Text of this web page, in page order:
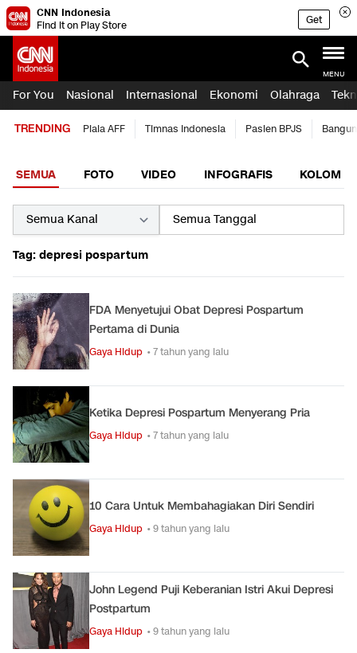
CNN Indonesia
Find it on Play Store
Get
MENU
For You Nasional Internasional Ekonomi Olahraga
TRENDING Piala AFF Timnas Indonesia Pasien BPJS
SEMUA FOTO VIDEO INFOGRAFIS KOLOM
Tag: depresi pospartum
FDA Menyetujui Obat Depresi Pospartum
Pertama di Dunia
Gaya Hidup • 7 tahun yang lalu
Ketika Depresi Pospartum Menyerang Pria
Gaya Hidup • 7 tahun yang lalu
10 Cara Untuk Membahagiakan Diri Sendiri
Gaya Hidup • 9 tahun yang lalu
John Legend Puji Keberanian Istri Akui Depresi
Postpartum
Gaya Hidup • 9 tahun yang lalu